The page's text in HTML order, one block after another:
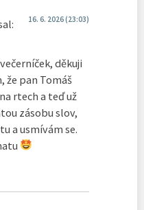
16. 6. 2026 (23:03)
děkuji
že pan Tomáš
rtech a teď už
zásobu slov,
a usmívám se.